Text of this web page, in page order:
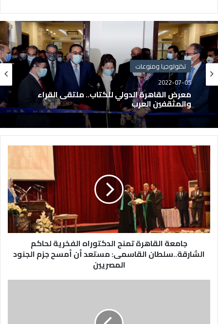
تكنولوجيا ومنوعات
2022-07-05
معرض القاهرة الدولي للكتاب.. ملتقى القراء
والمثقفين العرب
جامعة القاهرة تمنح الدكتوراه الفخرية لحاكم
الشارقة..سلطان القاسمى: مستعد أن أمسح جزم الجنود
المصريين